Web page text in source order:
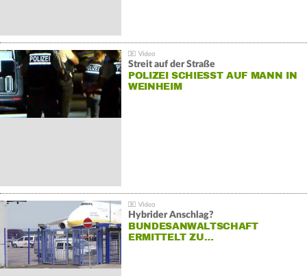
Streit auf der Straße
POLIZEI SCHIESST AUF MANN IN W
EINHEIM
Hybrider Anschlag?
BUNDESANWALTSCHAFT
ERMITTELT ZU…